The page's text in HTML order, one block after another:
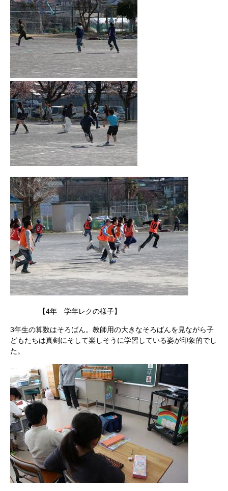
【4年 学年レクの様子】
3年生の算数はそろばん。教師用の大きなそろばんを見ながら子
どもたちは真剣にそして楽しそうに学習している姿が印象的でし
た。